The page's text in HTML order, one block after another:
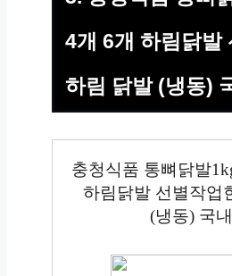
4개 6개 하림닭발
하림 닭발 (냉동)
충청식품 통뼈닭발
하림닭발 선별작업
(냉동) 국